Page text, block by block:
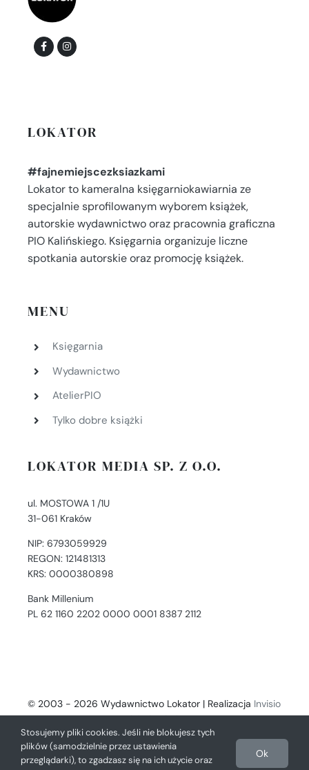
LOKATOR
#fajnemiejscezksiazkami
Lokator to kameralna księgarniokawiarnia ze
specjalnie sprofilowanym wyborem książek,
autorskie wydawnictwo oraz pracownia graficzna
PIO Kalińskiego. Księgarnia organizuje liczne
spotkania autorskie oraz promocję książek.
MENU
Księgarnia
Wydawnictwo
AtelierPIO
Tylko dobre książki
LOKATOR MEDIA SP. Z O.O.
ul. MOSTOWA 1 /1U
31-061 Kraków
NIP: 6793059929
REGON: 121481313
KRS: 0000380898
Bank Millenium
PL 62 1160 2202 0000 0001 8387 2112
© 2003 - 2026 Wydawnictwo Lokator | Realizacja Invisio
- Digital Solutions
Stosujemy pliki cookies. Jeśli nie blokujesz tych
plików (samodzielnie przez ustawienia
przeglądarki), to zgadzasz się na ich użycie oraz
Ok